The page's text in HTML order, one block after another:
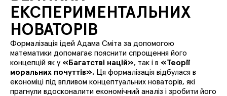
ЕКСПЕРИМЕНТАЛЬНИХ
НОВАТОРІВ
Формалізація ідей Адама Сміта за допомогою
математики допомагає пояснити спрощення його
концепцій як у «Багатстві націй», так і в «Теорії
моральних почуттів». Ця формалізація відбулася в
економіці під впливом концептуальних новаторів, які
прагнули вдосконалити економічний аналіз і зробити його